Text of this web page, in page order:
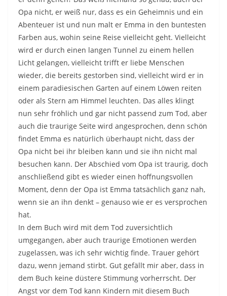
Opa nicht, er weiß nur, dass es ein Geheimnis und ein
Abenteuer ist und nun malt er Emma in den buntesten
Farben aus, wohin seine Reise vielleicht geht. Vielleicht
wird er durch einen langen Tunnel zu einem hellen
Licht gelangen, vielleicht trifft er liebe Menschen
wieder, die bereits gestorben sind, vielleicht wird er in
einem paradiesischen Garten auf einem Löwen reiten
oder als Stern am Himmel leuchten. Das alles klingt
nun sehr fröhlich und gar nicht passend zum Tod, aber
auch die traurige Seite wird angesprochen, denn schön
findet Emma es natürlich überhaupt nicht, dass der
Opa nicht bei ihr bleiben kann und sie ihn nicht mal
besuchen kann. Der Abschied vom Opa ist traurig, doch
anschließend gibt es wieder einen hoffnungsvollen
Moment, denn der Opa ist Emma tatsächlich ganz nah,
wenn sie an ihn denkt – genauso wie er es versprochen
hat.
In dem Buch wird mit dem Tod zuversichtlich
umgegangen, aber auch traurige Emotionen werden
zugelassen, was ich sehr wichtig finde. Trauer gehört
dazu, wenn jemand stirbt. Gut gefällt mir aber, dass in
dem Buch keine düstere Stimmung vorherrscht. Der
Angst vor dem Tod kann Kindern mit diesem Buch